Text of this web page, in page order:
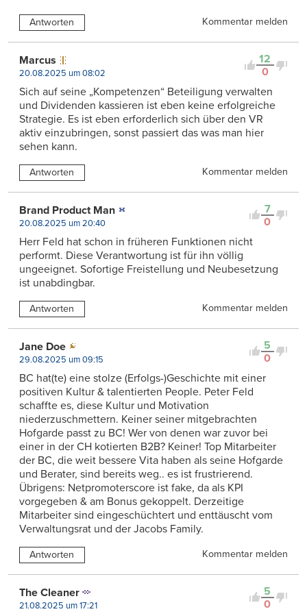
Antworten Kommentar melden
12
0
Marcus
20.08.2025 um 08:02
Sich auf seine „Kompetenzen“ Beteiligung verwalten
und Dividenden kassieren ist eben keine erfolgreiche
Strategie. Es ist eben erforderlich sich über den VR
aktiv einzubringen, sonst passiert das was man hier
sehen kann.
Antworten Kommentar melden
7
0
Brand Product Man
20.08.2025 um 20:40
Herr Feld hat schon in früheren Funktionen nicht
performt. Diese Verantwortung ist für ihn völlig
ungeeignet. Sofortige Freistellung und Neubesetzung
ist unabdingbar.
Antworten Kommentar melden
5
0
Jane Doe
29.08.2025 um 09:15
BC hat(te) eine stolze (Erfolgs-)Geschichte mit einer
positiven Kultur & talentierten People. Peter Feld
schaffte es, diese Kultur und Motivation
niederzuschmettern. Keiner seiner mitgebrachten
Hofgarde passt zu BC! Wer von denen war zuvor bei
einer in der CH kotierten B2B? Keiner! Top Mitarbeiter
der BC, die weit bessere Vita haben als seine Hofgarde
und Berater, sind bereits weg.. es ist frustrierend.
Übrigens: Netpromoterscore ist fake, da als KPI
vorgegeben & am Bonus gekoppelt. Derzeitige
Mitarbeiter sind eingeschüchtert und enttäuscht vom
Verwaltungsrat und der Jacobs Family.
Antworten Kommentar melden
5
0
The Cleaner
21.08.2025 um 17:21